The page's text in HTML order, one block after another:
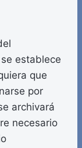
establece
que
por
archivará
necesario